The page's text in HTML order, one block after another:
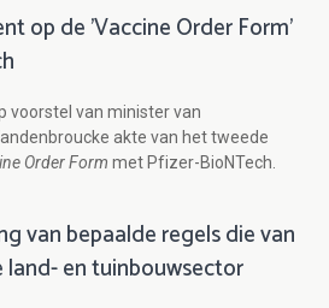
op de 'Vaccine Order Form'
voorstel van minister van
akte van het tweede
Order Form met Pfizer-BioNTech.
van bepaalde regels die van
land- en tuinbouwsector